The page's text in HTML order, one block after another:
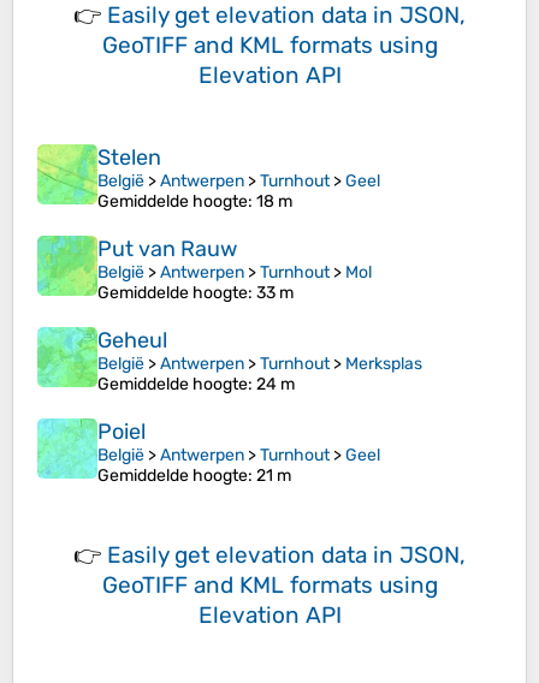
👉 Easily get elevation data in JSON,
GeoTIFF and KML formats using
Elevation API
Stelen
België >Antwerpen >Turnhout>Geel
Gemiddelde hoogte: 18 m
Put van Rauw
België >Antwerpen >Turnhout> Mol
Gemiddelde hoogte: 33 m
Geheul
België >Antwerpen >Turnhout> Merksplas
Gemiddelde hoogte: 24 m
Poiel
België >Antwerpen >Turnhout>Geel
Gemiddelde hoogte: 21 m
👉 Easily get elevation data in JSON,
GeoTIFF and KML formats using
Elevation API